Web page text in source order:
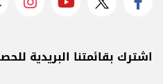
اشترك بقائمتنا البريدية